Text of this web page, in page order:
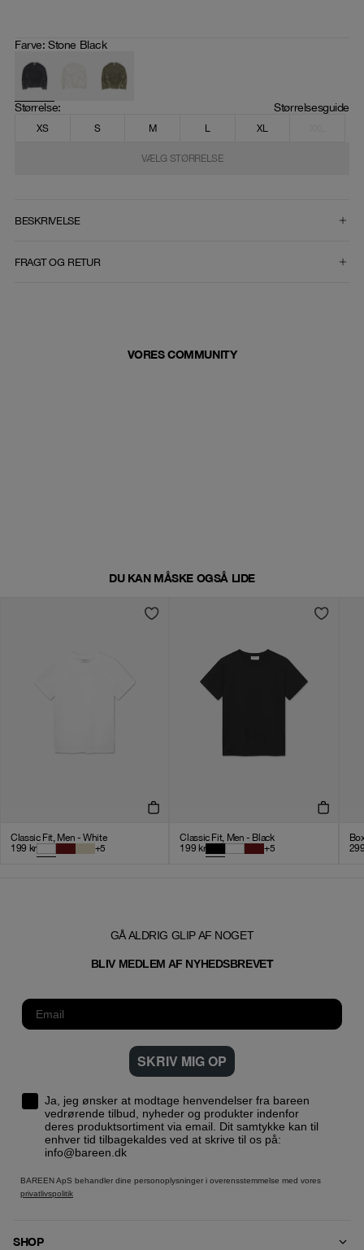
Farve:Stone Black
Størrelse: Størrelsesguide
XS S M L XL
VÆLG STØRRELSE
BESKRIVELSE
FRAGT OG RETUR
VORES COMMUNITY
DU KAN MÅSKE OGSÅ LIDE
Classic Fit, Men - White
199 kr +5
Classic Fit, Men - Black
199 kr +5
GÅ ALDRIG GLIP AF NOGET
BLIV MEDLEM AF NYHEDSBREVET
SKRIV MIG OP
Ja, jeg ønsker at modtage henvendelser fra bareen
vedrørende tilbud, nyheder og produkter indenfor
deres produktsortiment via email. Dit samtykke kan til
enhver tid tilbagekaldes ved at skrive til os på:
info@bareen.dk
BAREEN ApS behandler dine personoplysninger i overensstemmelse med vores
privatlivspolitik
SHOP